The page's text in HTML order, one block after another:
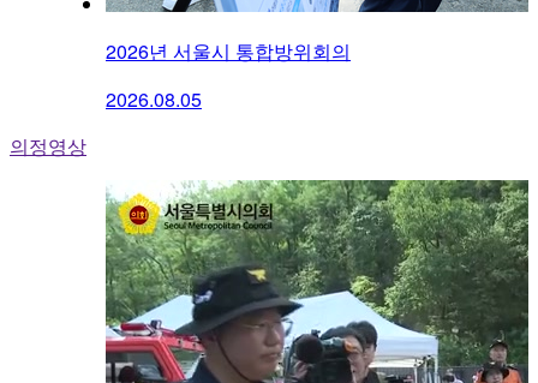
2026년 서울시 통합방위회의
2026.08.05
의정영상